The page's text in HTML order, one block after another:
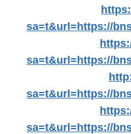
sa=t&url=https://
sa=t&url=https://
sa=t&url=https://
sa=t&url=https://